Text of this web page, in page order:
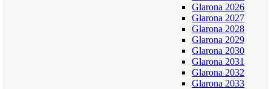
Glarona 2026
Glarona 2027
Glarona 2028
Glarona 2029
Glarona 2030
Glarona 2031
Glarona 2032
Glarona 2033